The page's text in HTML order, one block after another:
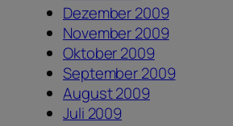
Dezember 2009
November 2009
Oktober 2009
September 2009
August 2009
Juli 2009